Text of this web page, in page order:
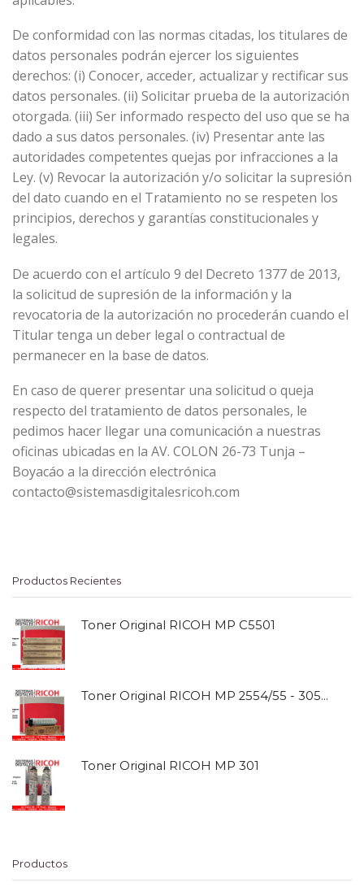
De conformidad con las normas citadas, los titulares de
datos personales podrán ejercer los siguientes
derechos: (i) Conocer, acceder, actualizar y rectificar sus
datos personales. (ii) Solicitar prueba de la autorización
otorgada. (iii) Ser informado respecto del uso que se ha
dado a sus datos personales. (iv) Presentar ante las
autoridades competentes quejas por infracciones a la
Ley. (v) Revocar la autorización y/o solicitar la supresión
del dato cuando en el Tratamiento no se respeten los
principios, derechos y garantías constitucionales y
legales.
De acuerdo con el artículo 9 del Decreto 1377 de 2013,
la solicitud de supresión de la información y la
revocatoria de la autorización no procederán cuando el
Titular tenga un deber legal o contractual de
permanecer en la base de datos.
En caso de querer presentar una solicitud o queja
respecto del tratamiento de datos personales, le
pedimos hacer llegar una comunicación a nuestras
oficinas ubicadas en la AV. COLON 26-73 Tunja –
Boyacáo a la dirección electrónica
contacto@sistemasdigitalesricoh.com
Productos Recientes
Toner Original RICOH MP C5501
Toner Original RICOH MP 2554/55 - 3054/55
Toner Original RICOH MP 301
Productos